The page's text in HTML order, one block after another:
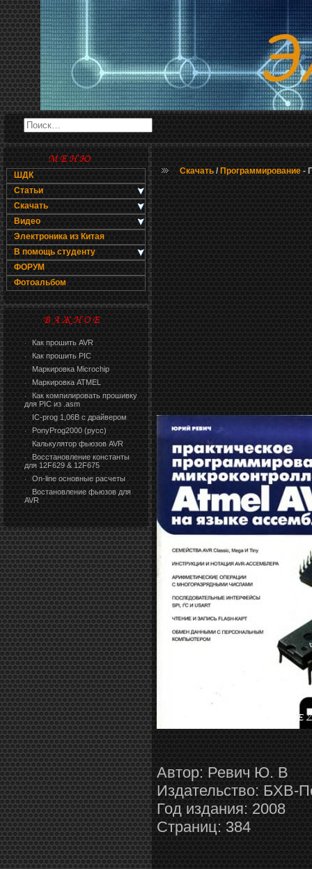
ШДК
Статьи
Скачать
Видео
Электроника из Китая
В помощь студенту
ФОРУМ
Фотоальбом
· Как прошить AVR
· Как прошить PIC
· Маркировка Microchip
· Маркировка ATMEL
·
Как компилировать прошивку
для PIC из .asm
· IC-prog 1,06В с драйвером
· PonyProg2000 (русс)
· Калькулятор фьюзов AVR
·
Восстановление константы
для 12F629 & 12F675
· On-line основные расчеты
·
Востановление фьюзов для
AVR
Скачать / Программирование -
Автор: Ревич Ю. В
Издательство: БХВ-
Год издания: 2008
Страниц: 384